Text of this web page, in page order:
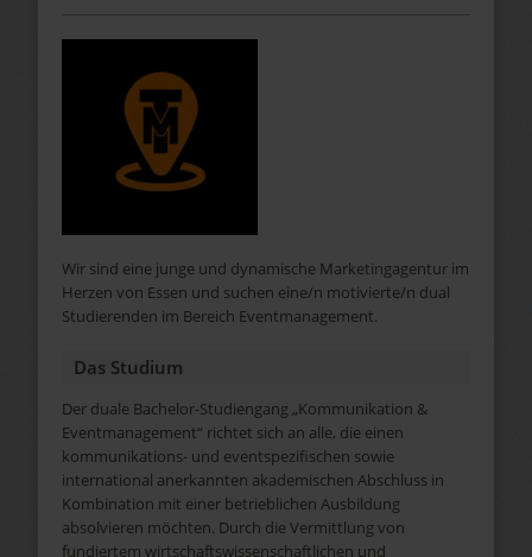
Wir sind eine junge und dynamische Marketingagentur im
Herzen von Essen und suchen eine/n motivierte/n dual
Studierenden im Bereich Eventmanagement.
Das Studium
Der duale Bachelor-Studiengang „Kommunikation &
Eventmanagement“ richtet sich an alle, die einen
kommunikations- und eventspezifischen sowie
international anerkannten akademischen Abschluss in
Kombination mit einer betrieblichen Ausbildung
absolvieren möchten. Durch die Vermittlung von
fundiertem wirtschaftswissenschaftlichen und